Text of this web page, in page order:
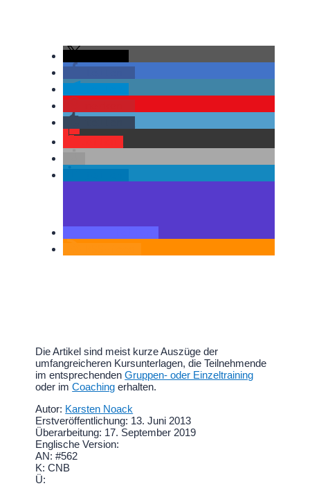
Die Artikel sind meist kurze Auszüge der
umfangreicheren Kursunterlagen, die Teilnehmende
im entsprechendenGruppen- oder Einzeltraining
oder imCoaching erhalten.
Autor: Karsten Noack
Erstveröffentlichung: 13. Juni 2013
Überarbeitung: 17. September 2019
Englische Version:
AN: #562
K: CNB
Ü: